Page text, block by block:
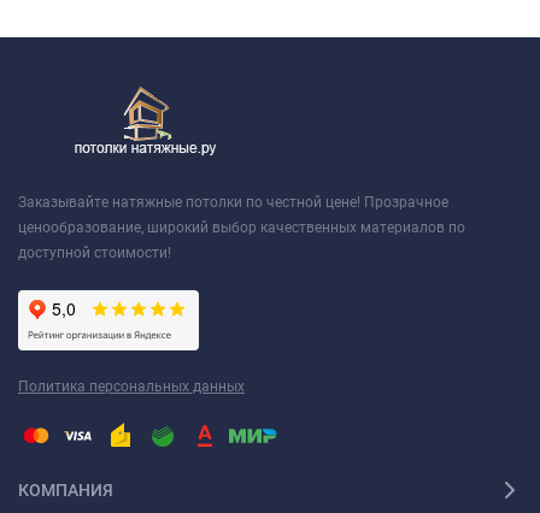
Заказывайте натяжные потолки по честной цене! Прозрачное
ценообразование, широкий выбор качественных материалов по
доступной стоимости!
Политика персональных данных
КОМПАНИЯ